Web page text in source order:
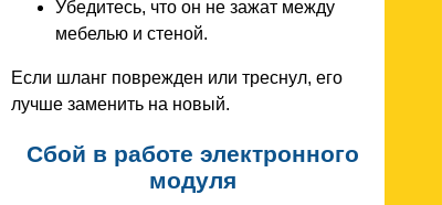
Убедитесь, что он не зажат между
мебелью и стеной.
Если шланг поврежден или треснул, его
лучше заменить на новый.
Сбой в работе электронного
модуля